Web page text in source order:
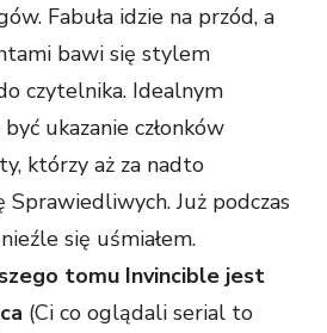
Fabuła idzie na przód, a
bawi się stylem
czytelnika. Idealnym
ukazanie członków
którzy aż za nadto
Sprawiedliwych. Już podczas
się uśmiałem.
tomu Invincible jest
(Ci co oglądali serial to